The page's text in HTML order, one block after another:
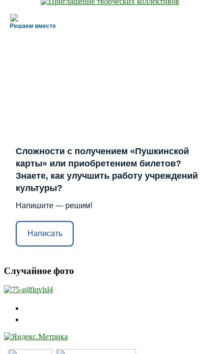
Решаем вместе
Сложности с получением «Пушкинской
карты» или приобретением билетов?
Знаете, как улучшить работу учреждений
культуры?
Напишите — решим!
Написать
Случайное фото